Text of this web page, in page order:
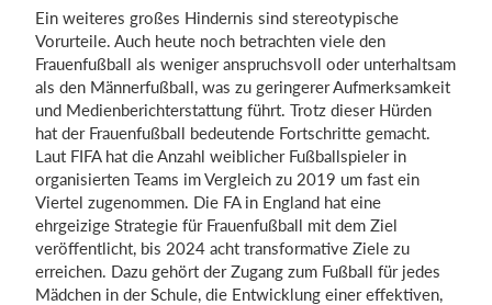
Ein weiteres großes Hindernis sind stereotypische
Vorurteile. Auch heute noch betrachten viele den
Frauenfußball als weniger anspruchsvoll oder unterhaltsam
als den Männerfußball, was zu geringerer Aufmerksamkeit
und Medienberichterstattung führt. Trotz dieser Hürden
hat der Frauenfußball bedeutende Fortschritte gemacht.
Laut FIFA hat die Anzahl weiblicher Fußballspieler in
organisierten Teams im Vergleich zu 2019 um fast ein
Viertel zugenommen. Die FA in England hat eine
ehrgeizige Strategie für Frauenfußball mit dem Ziel
veröffentlicht, bis 2024 acht transformative Ziele zu
erreichen. Dazu gehört der Zugang zum Fußball für jedes
Mädchen in der Schule, die Entwicklung einer effektiven,